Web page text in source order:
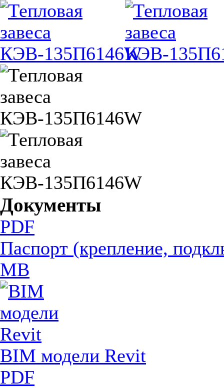
Документы
PDF
Паспорт (крепление,
MB
BIM модели Revit
PDF